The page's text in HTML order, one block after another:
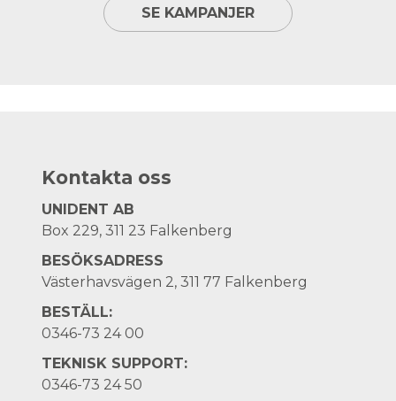
SE KAMPANJER
Kontakta oss
UNIDENT AB
Box 229, 311 23 Falkenberg
BESÖKSADRESS
Västerhavsvägen 2, 311 77 Falkenberg
BESTÄLL:
0346-73 24 00
TEKNISK SUPPORT:
0346-73 24 50